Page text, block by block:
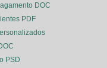
DOC
PDF
PSD